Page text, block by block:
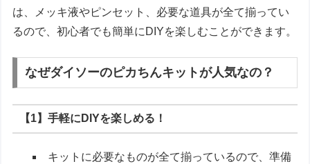
は、メッキ液やピンセット、必要な道具が全て揃ってい
るので、初心者でも簡単にDIYを楽しむことができます。
なぜダイソーのピカちんキットが人気なの？
【1】手軽にDIYを楽しめる！
キットに必要なものが全て揃っているので、準備